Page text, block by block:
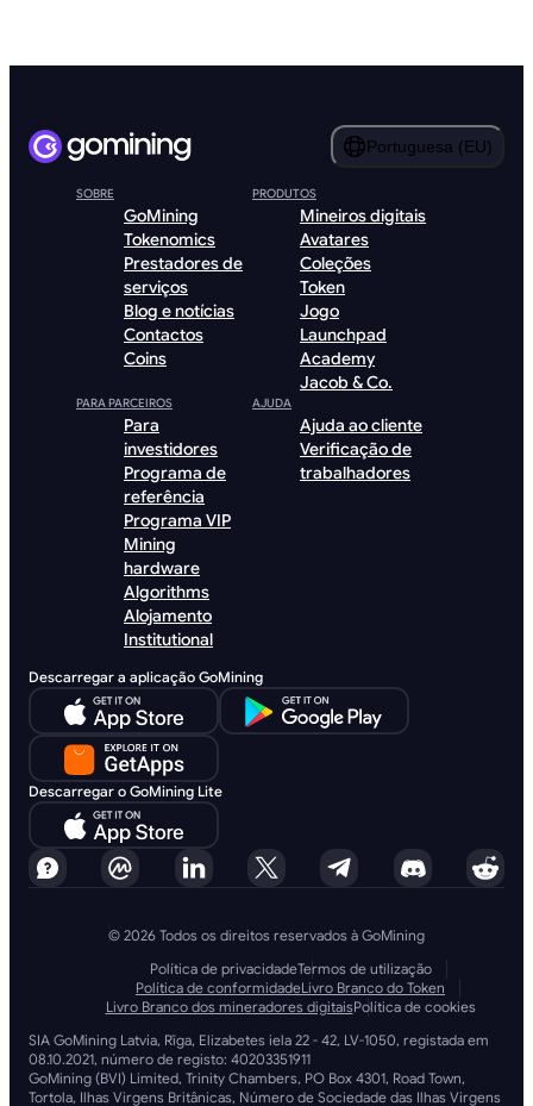
Portuguesa (EU)
SOBRE
GoMining
Tokenomics
Prestadores de
serviços
Blog e notícias
Contactos
Coins
PRODUTOS
Mineiros digitais
Avatares
Coleções
Token
Jogo
Launchpad
Academy
Jacob & Co.
PARA PARCEIROS
Para
investidores
Programa de
referência
Programa VIP
Mining
hardware
Algorithms
Alojamento
Institutional
AJUDA
Ajuda ao cliente
Verificação de
trabalhadores
Descarregar a aplicação GoMining
Descarregar o GoMining Lite
© 2026 Todos os direitos reservados à GoMining
Política de privacidadeTermos de utilização
Política de conformidadeLivro Branco do Token
Livro Branco dos mineradores digitaisPolítica de cookies
SIA GoMining Latvia, Rīga, Elizabetes iela 22 - 42, LV-1050, registada em
08.10.2021, número de registo: 40203351911
GoMining (BVI) Limited, Trinity Chambers, PO Box 4301, Road Town,
Tortola, Ilhas Virgens Britânicas, Número de Sociedade das Ilhas Virgens